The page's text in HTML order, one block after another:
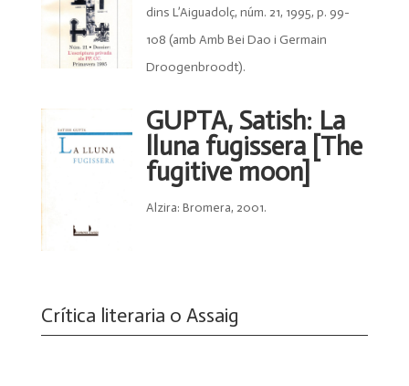
dins L’Aiguadolç, núm. 21, 1995, p. 99-
108 (amb Amb Bei Dao i Germain
Droogenbroodt).
GUPTA, Satish: La
lluna fugissera [The
fugitive moon]
Alzira: Bromera, 2001.
Crítica literaria o Assaig